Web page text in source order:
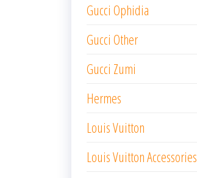
Gucci Ophidia
Gucci Other
Gucci Zumi
Hermes
Louis Vuitton
Louis Vuitton Accessories